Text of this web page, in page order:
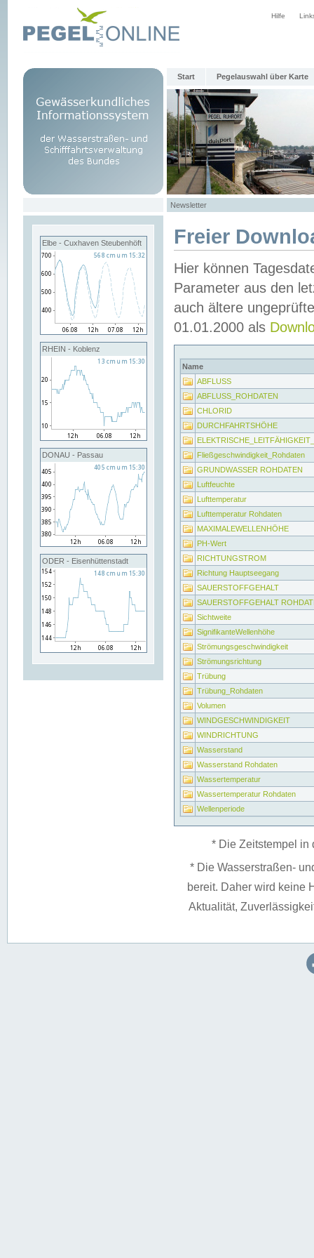
Hilfe
Start Pegelauswahl über Karte
Newsletter
Elbe - Cuxhaven Steubenhöft
RHEIN - Koblenz
DONAU - Passau
ODER - Eisenhüttenstadt
Freier
Hier können
Parameter aus den
auch ältere
01.01.2000 als
Name
ABFLUSS
ABFLUSS_ROHDATEN
CHLORID
DURCHFAHRTSHÖHE
Fließgeschwindigkeit_Rohdaten
GRUNDWASSER ROHDATEN
Luftfeuchte
Lufttemperatur
Lufttemperatur Rohdaten
MAXIMALEWELLENHÖHE
PH-Wert
RICHTUNGSTROM
Richtung Hauptseegang
SAUERSTOFFGEHALT
SAUERSTOFFGEHALT
Sichtweite
SignifikanteWellenhöhe
Strömungsgeschwindigkeit
Strömungsrichtung
Trübung
Trübung_Rohdaten
Volumen
WINDGESCHWINDIGKEIT
WINDRICHTUNG
Wasserstand
Wasserstand Rohdaten
Wassertemperatur
Wassertemperatur Rohdaten
Wellenperiode
* Die Zeitstempel in
* Die Wasserstraßen-
bereit. Daher wird keine
Aktualität,